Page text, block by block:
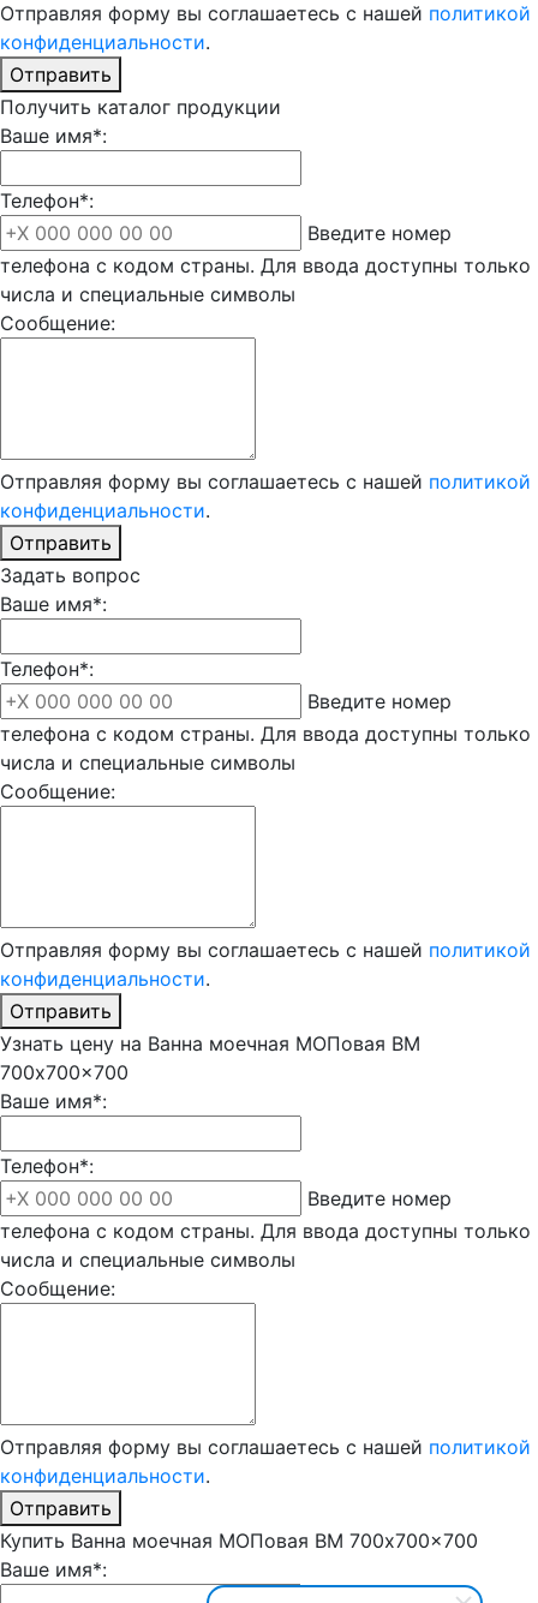
Отправляя форму вы соглашаетесь с нашей политикой
конфиденциальности.
Отправить
Получить каталог продукции
Ваше имя*:
Телефон*:
Введите номер
телефона с кодом страны. Для ввода доступны только
числа и специальные символы
Сообщение:
Отправляя форму вы соглашаетесь с нашей политикой
конфиденциальности.
Отправить
Задать вопрос
Ваше имя*:
Телефон*:
Введите номер
телефона с кодом страны. Для ввода доступны только
числа и специальные символы
Сообщение:
Отправляя форму вы соглашаетесь с нашей политикой
конфиденциальности.
Отправить
Узнать цену на Ванна моечная МОПовая ВМ
700x700x700
Ваше имя*:
Телефон*:
Введите номер
телефона с кодом страны. Для ввода доступны только
числа и специальные символы
Сообщение:
Отправляя форму вы соглашаетесь с нашей политикой
конфиденциальности.
Отправить
Купить Ванна моечная МОПовая ВМ 700x700x700
Ваше имя*: